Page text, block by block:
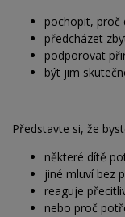
pochopit, proč
předcházet
podporovat
být jim
Představte si, že
některé dítě
jiné mluví bez
reaguje
nebo proč